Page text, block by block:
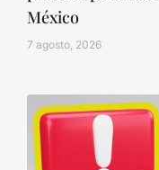
México
7 agosto, 2026